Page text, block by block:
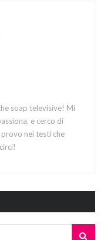
soap televisive! Mi
e cerco di
nei testi che